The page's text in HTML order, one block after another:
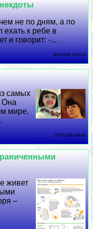
не по дням, а по
к ребе в
и говорит: -...
28 07 2026 10:54:14
самых
Она
мире,
27 07 2026 4:56:42
живет
–